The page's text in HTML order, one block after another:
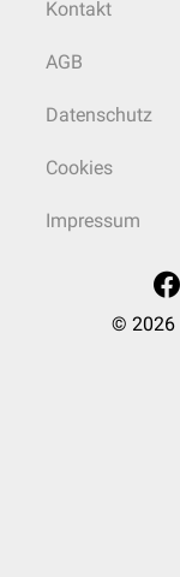
Kontakt
AGB
Datenschutz
Cookies
Impressum
© 2026